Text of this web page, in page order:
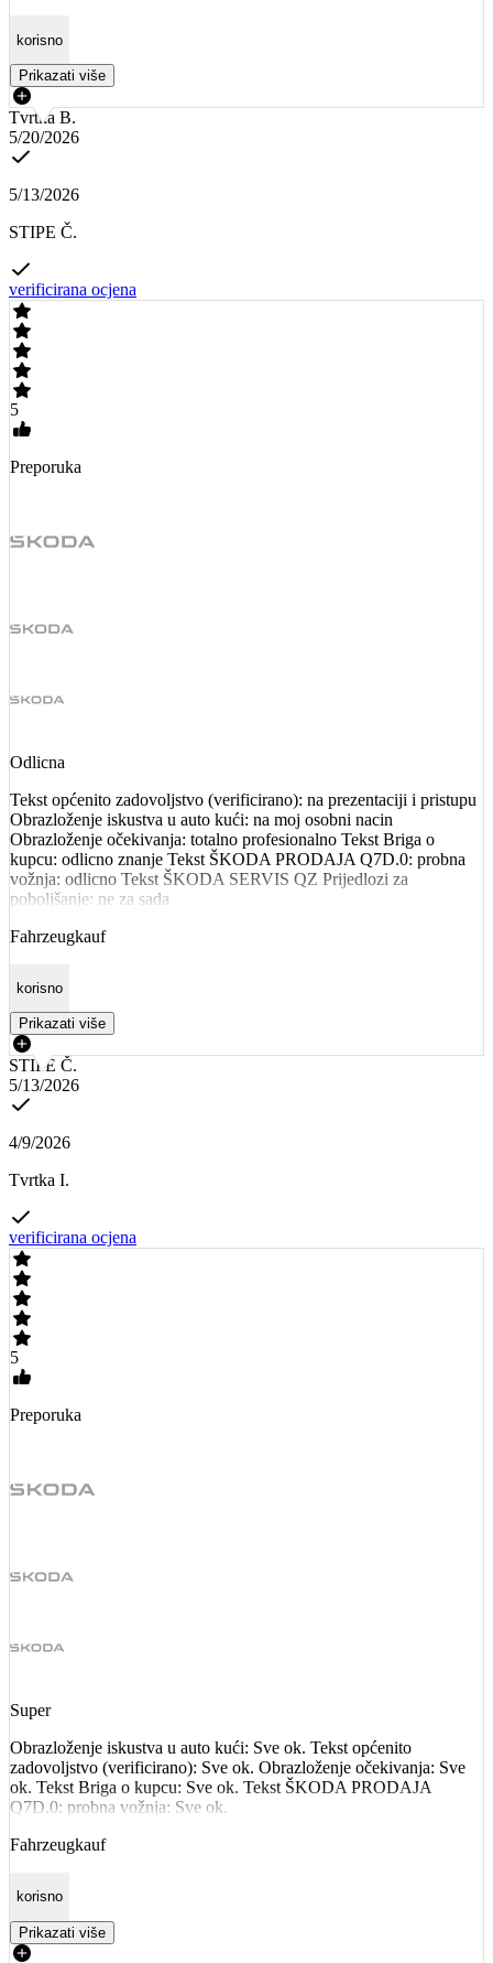
korisno
Prikazati više
Tvrtka B.
5/20/2026
5/13/2026
STIPE Č.
verificirana ocjena
5
Preporuka
Odlicna
Tekst općenito zadovoljstvo (verificirano): na prezentaciji i pristupu
Obrazloženje iskustva u auto kući: na moj osobni nacin
Obrazloženje očekivanja: totalno profesionalno Tekst Briga o
kupcu: odlicno znanje Tekst ŠKODA PRODAJA Q7D.0: probna
vožnja: odlicno Tekst ŠKODA SERVIS QZ Prijedlozi za
poboljšanje: ne za sada
Fahrzeugkauf
korisno
Prikazati više
STIPE Č.
5/13/2026
4/9/2026
Tvrtka I.
verificirana ocjena
5
Preporuka
Super
Obrazloženje iskustva u auto kući: Sve ok. Tekst općenito
zadovoljstvo (verificirano): Sve ok. Obrazloženje očekivanja: Sve
ok. Tekst Briga o kupcu: Sve ok. Tekst ŠKODA PRODAJA
Q7D.0: probna vožnja: Sve ok.
Fahrzeugkauf
korisno
Prikazati više